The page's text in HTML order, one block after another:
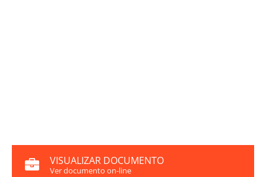
VISUALIZAR DOCUMENTO
Ver documento on-line